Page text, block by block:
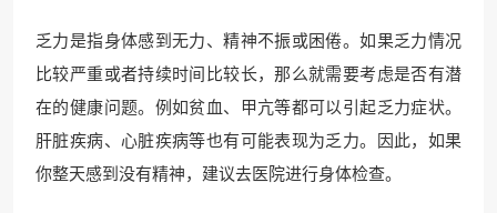
乏力是指身体感到无力、精神不振或困倦。如果乏力情况
比较严重或者持续时间比较长，那么就需要考虑是否有潜
在的健康问题。例如贫血、甲亢等都可以引起乏力症状。
肝脏疾病、心脏疾病等也有可能表现为乏力。因此，如果
你整天感到没有精神，建议去医院进行身体检查。